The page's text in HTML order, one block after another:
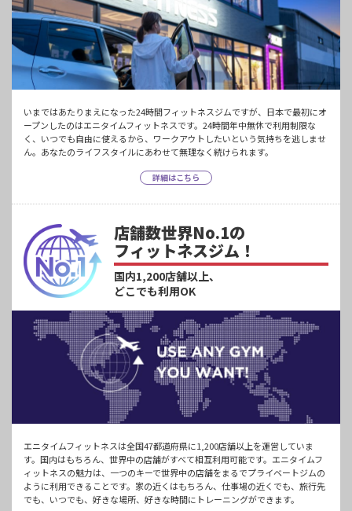
いまではあたりまえになった24時間フィットネスジムですが、日本で最初にオ
ープンしたのはエニタイムフィットネスです。24時間年中無休で利用制限な
く、いつでも自由に使えるから、ワークアウトしたいという気持ちを逃しませ
ん。あなたのライフスタイルにあわせて無理なく続けられます。
詳細はこちら
店舗数世界No.1の
フィットネスジム！
国内1,200店舗以上、
どこでも利用OK
エニタイムフィットネスは全国47都道府県に1,200店舗以上を運営していま
す。国内はもちろん、世界中の店舗がすべて相互利用可能です。エニタイムフ
ィットネスの魅力は、一つのキーで世界中の店舗をまるでプライベートジムの
ように利用できることです。家の近くはもちろん、仕事場の近くでも、旅行先
でも、いつでも、好きな場所、好きな時間にトレーニングができます。